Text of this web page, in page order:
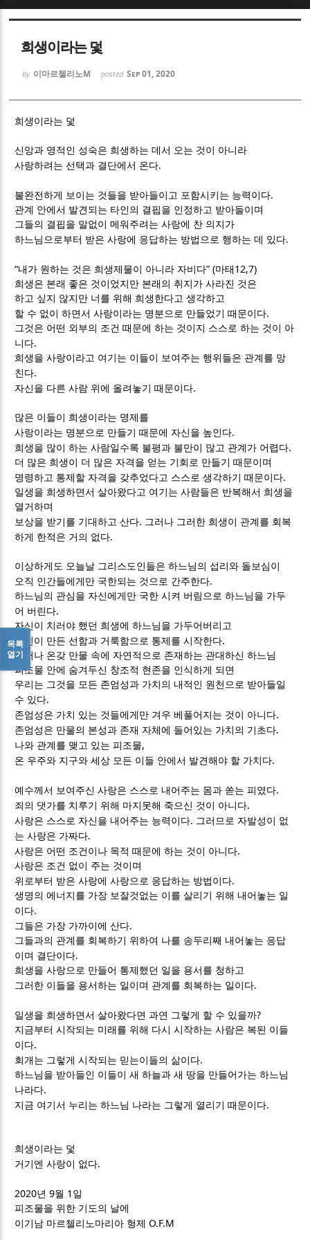
희생이라는 덫
by 이마르첼리노M posted Sep 01, 2020
희생이라는 덫
신앙과 영적인 성숙은 희생하는 데서 오는 것이 아니라
사랑하려는 선택과 결단에서 온다.
불완전하게 보이는 것들을 받아들이고 포함시키는 능력이다.
관계 안에서 발견되는 타인의 결핍을 인정하고 받아들이며
그들의 결핍을 말없이 메워주려는 사랑에 찬 의지가
하느님으로부터 받은 사랑에 응답하는 방법으로 행하는 데 있다.
“내가 원하는 것은 희생제물이 아니라 자비다” (마태 12,7)
희생은 본래 좋은 것이었지만 본래의 취지가 사라진 것은
하고 싶지 않지만 너를 위해 희생한다고 생각하고
할 수 없이 하면서 사랑이라는 명분으로 만들었기 때문이다.
그것은 어떤 외부의 조건 때문에 하는 것이지 스스로 하는 것이 아
니다.
희생을 사랑이라고 여기는 이들이 보여주는 행위들은 관계를 망
친다.
자신을 다른 사람 위에 올려놓기 때문이다.
많은 이들이 희생이라는 명제를
사랑이라는 명분으로 만들기 때문에 자신을 높인다.
희생을 많이 하는 사람일수록 불평과 불만이 많고 관계가 어렵다.
더 많은 희생이 더 많은 자격을 얻는 기회로 만들기 때문이며
명령하고 통제할 자격을 갖추었다고 스스로 생각하기 때문이다.
일생을 희생하면서 살아왔다고 여기는 사람들은 반복해서 희생을
열거하며
보상을 받기를 기대하고 산다. 그러나 그러한 희생이 관계를 회복
하게 한적은 거의 없다.
이상하게도 오늘날 그리스도인들은 하느님의 섭리와 돌보심이
오직 인간들에게만 국한되는 것으로 간주한다.
하느님의 관심을 자신에게만 국한 시켜 버림으로 하느님을 가두
어 버린다.
자신이 치러야 했던 희생에 하느님을 가두어버리고
자신이 만든 선함과 거룩함으로 통제를 시작한다.
그러나 온갖 만물 속에 자연적으로 존재하는 관대하신 하느님
피조물 안에 숨겨두신 창조적 현존을 인식하게 되면
우리는 그것을 모든 존엄성과 가치의 내적인 원천으로 받아들일
수 있다.
존엄성은 가치 있는 것들에게만 겨우 베풀어지는 것이 아니다.
존엄성은 만물의 본성과 존재 자체에 들어있는 가치의 기초다.
나와 관계를 맺고 있는 피조물,
온 우주와 지구와 세상 모든 이들 안에서 발견해야 할 가치다.
예수께서 보여주신 사랑은 스스로 내어주는 몸과 쏟는 피였다.
죄의 댓가를 치루기 위해 마지못해 죽으신 것이 아니다.
사랑은 스스로 자신을 내어주는 능력이다. 그러므로 자발성이 없
는 사랑은 가짜다.
사랑은 어떤 조건이나 목적 때문에 하는 것이 아니다.
사랑은 조건 없이 주는 것이며
위로부터 받은 사랑에 사랑으로 응답하는 방법이다.
생명의 에너지를 가장 보잘것없는 이를 살리기 위해 내어놓는 일
이다.
그들은 가장 가까이에 산다.
그들과의 관계를 회복하기 위하여 나를 송두리째 내어놓는 응답
이며 결단이다.
희생을 사랑으로 만들어 통제했던 일을 용서를 청하고
그러한 이들을 용서하는 일이며 관계를 회복하는 일이다.
일생을 희생하면서 살아왔다면 과연 그렇게 할 수 있을까?
지금부터 시작되는 미래를 위해 다시 시작하는 사람은 복된 이들
이다.
회개는 그렇게 시작되는 믿는이들의 삶이다.
하느님을 받아들인 이들이 새 하늘과 새 땅을 만들어가는 하느님
나라다.
지금 여기서 누리는 하느님 나라는 그렇게 열리기 때문이다.
희생이라는 덫
거기엔 사랑이 없다.
2020년9월 1 일
피조물을 위한 기도의 날에
이기남 마르첼리노마리아 형제O.F.M
목록
열기
Sketchbook5, 스케치북5
Sketchbook5, 스케치북5
Sketchbook5, 스케치북5
Sketchbook5, 스케치북5